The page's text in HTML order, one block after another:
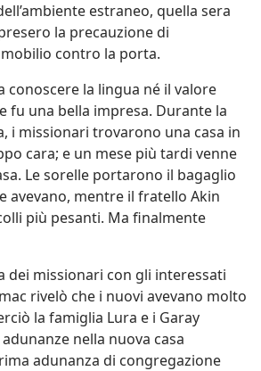
estraneo, quella sera
la precauzione di
contro la porta.
conoscere la lingua né il valore
fu una bella impresa. Durante la
i missionari trovarono una casa in
cara; e un mese più tardi venne
Le sorelle portarono il bagaglio
avevano, mentre il fratello Akin
più pesanti. Ma finalmente
dei missionari con gli interessati
rivelò che i nuovi avevano molto
la famiglia Lura e i Garay
nella nuova casa
adunanza di congregazione